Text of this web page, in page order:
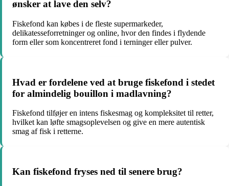
ønsker at lave den selv?
Fiskefond kan købes i de fleste supermarkeder,
delikatesseforretninger og online, hvor den findes i flydende
form eller som koncentreret fond i terninger eller pulver.
Hvad er fordelene ved at bruge fiskefond i stedet
for almindelig bouillon i madlavning?
Fiskefond tilføjer en intens fiskesmag og kompleksitet til retter,
hvilket kan løfte smagsoplevelsen og give en mere autentisk
smag af fisk i retterne.
Kan fiskefond fryses ned til senere brug?